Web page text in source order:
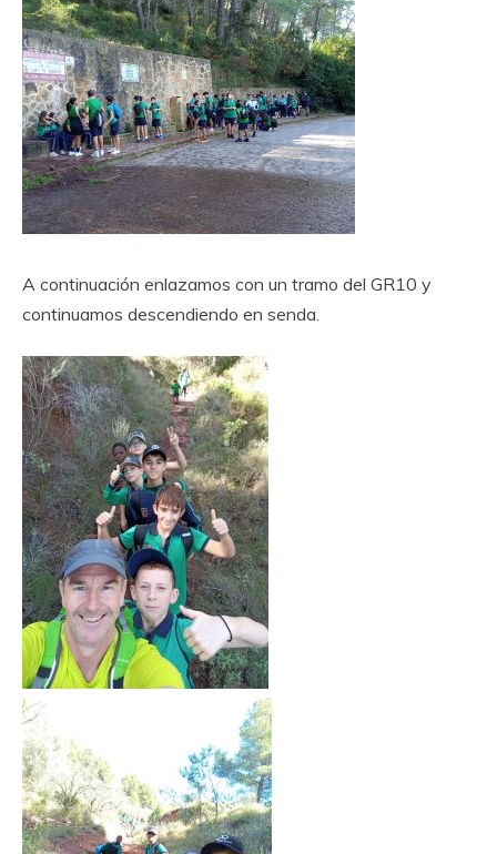
A continuación enlazamos con un tramo del GR10 y
continuamos descendiendo en senda.